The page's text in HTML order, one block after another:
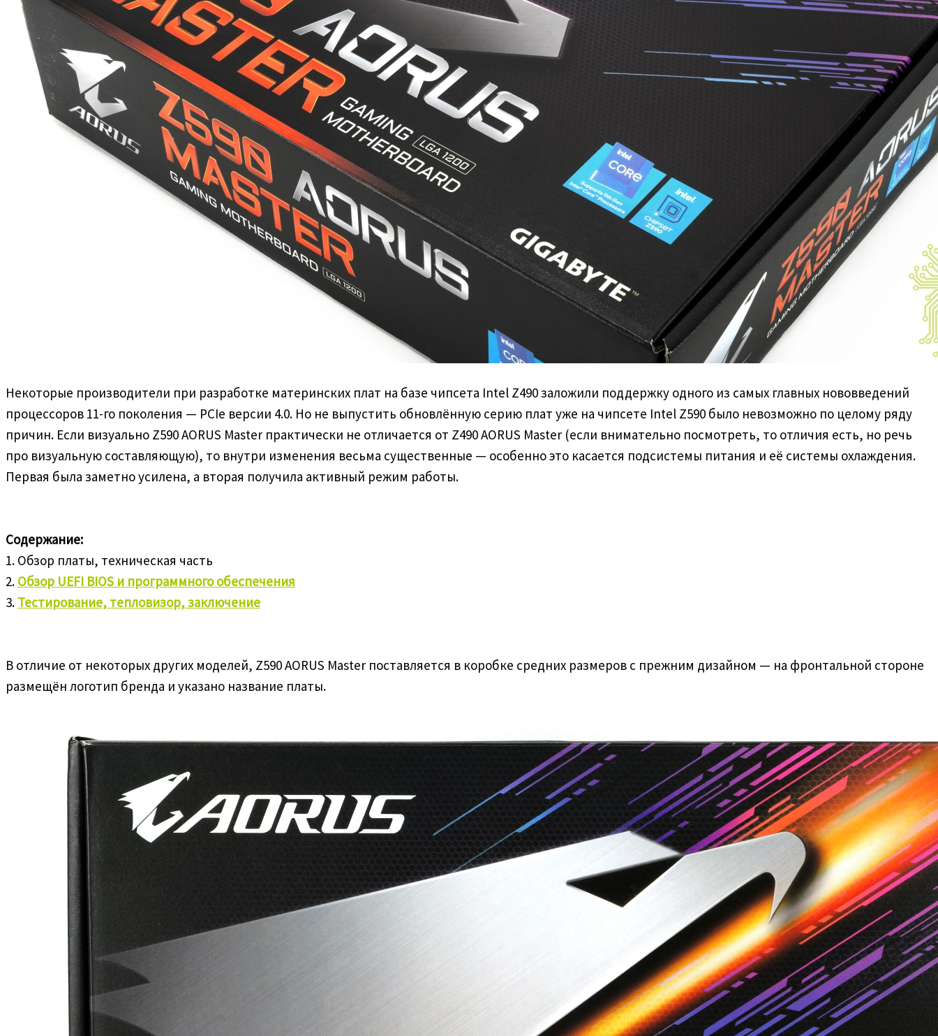
Некоторые производители при разработке материнских плат на базе чипсета Intel Z490 заложили поддержку одного из самых главных нововведений
процессоров 11-го поколения — PCIe версии 4.0. Но не выпустить обновлённую серию плат уже на чипсете Intel Z590 было невозможно по целому ряду
причин. Если визуально Z590 AORUS Master практически не отличается от Z490 AORUS Master (если внимательно посмотреть, то отличия есть, но речь
про визуальную составляющую), то внутри изменения весьма существенные — особенно это касается подсистемы питания и её системы охлаждения.
Первая была заметно усилена, а вторая получила активный режим работы.
Содержание:
1. Обзор платы, техническая часть
2. Обзор UEFI BIOS и программного обеспечения
3. Тестирование, тепловизор, заключение
В отличие от некоторых других моделей, Z590 AORUS Master поставляется в коробке средних размеров с прежним дизайном — на фронтальной стороне
размещён логотип бренда и указано название платы.